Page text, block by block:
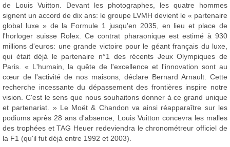
de Louis Vuitton. Devant les photographes, les quatre hommes
signent un accord de dix ans: le groupe LVMH devient le « partenaire
global luxe » de la Formule 1 jusqu'en 2035, en lieu et place de
l'horloger suisse Rolex. Ce contrat pharaonique est estimé à 930
millions d'euros: une grande victoire pour le géant français du luxe,
qui était déjà le partenaire n°1 des récents Jeux Olympiques de
Paris. « L'humain, la quête de l'excellence et l'innovation sont au
cœur de l'activité de nos maisons, déclare Bernard Arnault. Cette
recherche incessante du dépassement des frontières inspire notre
vision. C'est le sens que nous souhaitons donner à ce grand unique
et partenariat. » Le Moët & Chandon va ainsi réapparaître sur les
podiums après 28 ans d'absence, Louis Vuitton concevra les malles
des trophées et TAG Heuer redeviendra le chronométreur officiel de
la F1 (qu'il fut déjà entre 1992 et 2003).